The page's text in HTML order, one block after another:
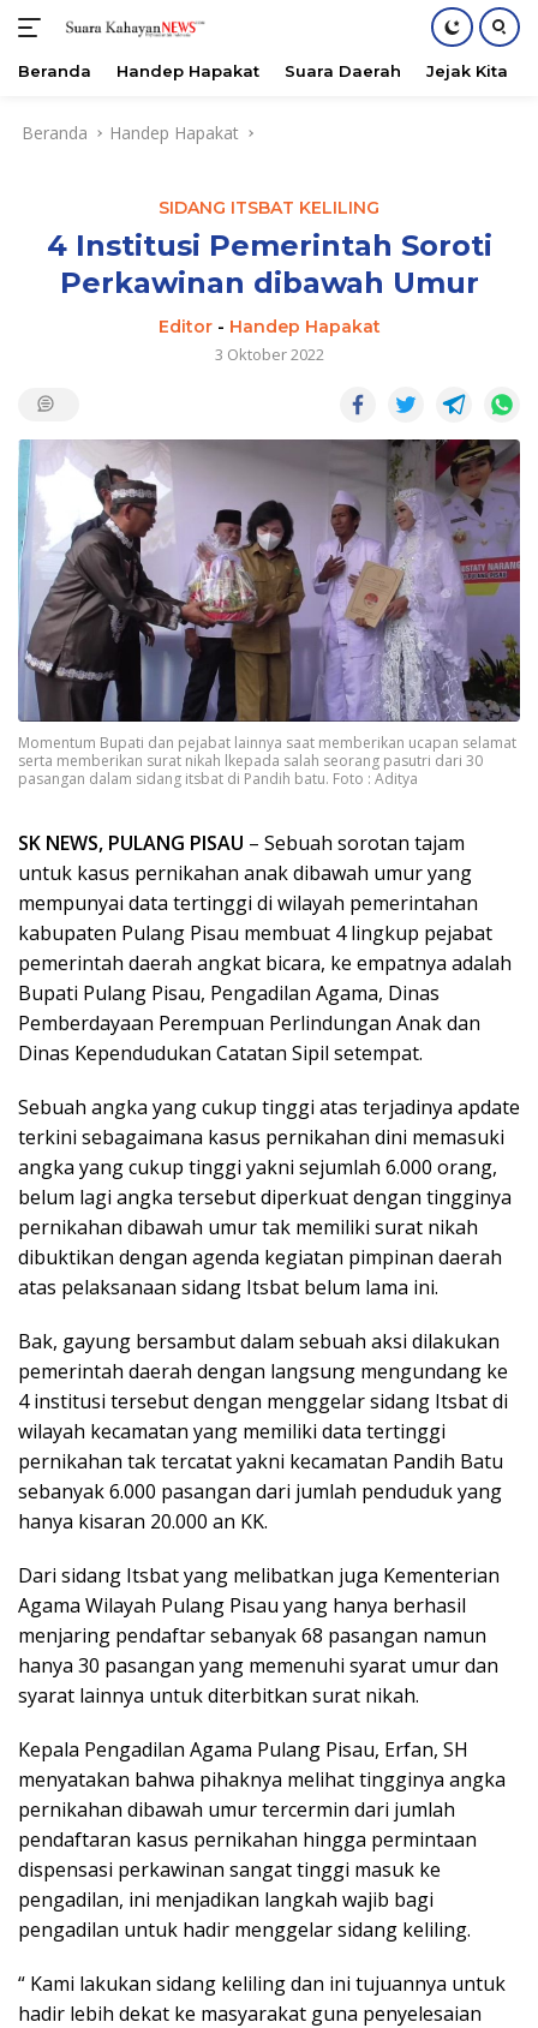
Beranda Handep Hapakat Suara Daerah Jejak Kita
Beranda Handep Hapakat
SIDANG ITSBAT KELILING
4 Institusi Pemerintah Soroti
Perkawinan dibawah Umur
Editor- Handep Hapakat
3 Oktober 2022
Momentum Bupati dan pejabat lainnya saat memberikan ucapan selamat
serta memberikan surat nikah lkepada salah seorang pasutri dari 30
pasangan dalam sidang itsbat di Pandih batu. Foto : Aditya
SK NEWS, PULANG PISAU – Sebuah sorotan tajam
untuk kasus pernikahan anak dibawah umur yang
mempunyai data tertinggi di wilayah pemerintahan
kabupaten Pulang Pisau membuat 4 lingkup pejabat
pemerintah daerah angkat bicara, ke empatnya adalah
Bupati Pulang Pisau, Pengadilan Agama, Dinas
Pemberdayaan Perempuan Perlindungan Anak dan
Dinas Kependudukan Catatan Sipil setempat.
Sebuah angka yang cukup tinggi atas terjadinya apdate
terkini sebagaimana kasus pernikahan dini memasuki
angka yang cukup tinggi yakni sejumlah 6.000 orang,
belum lagi angka tersebut diperkuat dengan tingginya
pernikahan dibawah umur tak memiliki surat nikah
dibuktikan dengan agenda kegiatan pimpinan daerah
atas pelaksanaan sidang Itsbat belum lama ini.
Bak, gayung bersambut dalam sebuah aksi dilakukan
pemerintah daerah dengan langsung mengundang ke
4 institusi tersebut dengan menggelar sidang Itsbat di
wilayah kecamatan yang memiliki data tertinggi
pernikahan tak tercatat yakni kecamatan Pandih Batu
sebanyak 6.000 pasangan dari jumlah penduduk yang
hanya kisaran 20.000 an KK.
Dari sidang Itsbat yang melibatkan juga Kementerian
Agama Wilayah Pulang Pisau yang hanya berhasil
menjaring pendaftar sebanyak 68 pasangan namun
hanya 30 pasangan yang memenuhi syarat umur dan
syarat lainnya untuk diterbitkan surat nikah.
Kepala Pengadilan Agama Pulang Pisau, Erfan, SH
menyatakan bahwa pihaknya melihat tingginya angka
pernikahan dibawah umur tercermin dari jumlah
pendaftaran kasus pernikahan hingga permintaan
dispensasi perkawinan sangat tinggi masuk ke
pengadilan, ini menjadikan langkah wajib bagi
pengadilan untuk hadir menggelar sidang keliling.
“ Kami lakukan sidang keliling dan ini tujuannya untuk
hadir lebih dekat ke masyarakat guna penyelesaian